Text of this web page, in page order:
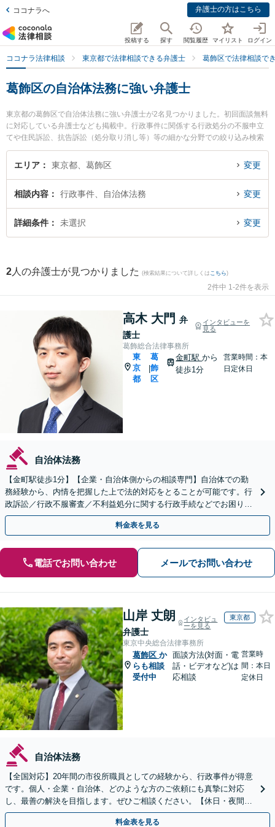
ココナラへ 弁護士の方はこちら
投稿する 探す 閲覧履歴 マイリスト ログイン
ココナラ法律相談 東京都で法律相談できる弁護士 葛飾区で法律相談で
葛飾区の自治体法務に強い弁護士
東京都の葛飾区で自治体法務に強い弁護士が2名見つかりました。初回面談無料
に対応している弁護士なども掲載中。行政事件に関係する行政処分の不服申立
てや住民訴訟、抗告訴訟（処分取り消し等）等の細かな分野での絞り込み検索
もでき便利です。特に葛飾総合法律事務所の高木 大門弁護士や葛飾総合法律事
務所の岡部 頌平弁護士のプロフィール情報や弁護士費用、強みなどが注目され
を検索したい』『初回相談無料で自治体法務を法律相談できる葛飾区内の弁護
士に相談予約したい』などでお困りの相談者さんにおすすめです。
エリア 東京都、葛飾区 変更
相談内容 行政事件、自治体法務 変更
詳細条件 未選択 変更
2 人の弁護士が見つかりました (検索結果について詳しくは こちら)
2件中 1-2件を表示
高木 大門 弁
護士
インタビューを
見る
葛飾総合法律事務所
東
京
都
|
葛
飾
区
金町駅から
徒歩1分
営業時間：本
日定休日
自治体法務
【金町駅徒歩1分】【企業・自治体側からの相談専門】自治体での勤
務経験から、内情を把握した上で法的対応をとることが可能です。行
政訴訟／行政不服審査／不利益処分に関する行政手続などでお困りの
方はご相談ください。【初回30分来所相談無料】
料金表を見る
電話でお問い合わせ メールでお問い合わせ
山岸 丈朗
弁護士
インタビュ
ーを見る
東京都
東京中央総合法律事務所
葛飾区 か
らも相談
受付中
面談方法(対面・電
話・ビデオなど)は
応相談
営業時
間：本日
定休日
自治体法務
【全国対応】20年間の市役所職員としての経験から、行政事件が得意
です。個人・企業・自治体、どのような方のご依頼にも真摯に対応
し、最善の解決を目指します。ぜひご相談ください。【休日・夜間相
談可】【ビデオ面談可】【銀座駅1分】
料金表を見る